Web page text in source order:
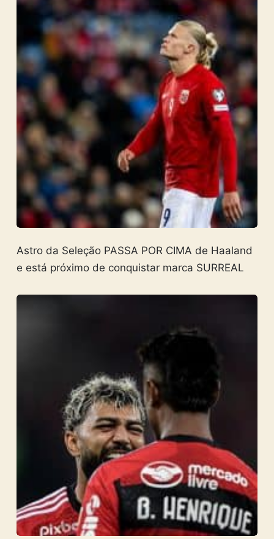
Astro da Seleção PASSA POR CIMA de Haaland
e está próximo de conquistar marca SURREAL